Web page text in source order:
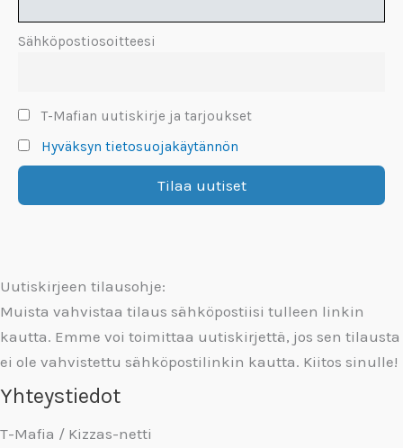
Sähköpostiosoitteesi
T-Mafian uutiskirje ja tarjoukset
Hyväksyn tietosuojakäytännön
Uutiskirjeen tilausohje:
Muista vahvistaa tilaus sähköpostiisi tulleen linkin
kautta. Emme voi toimittaa uutiskirjettä, jos sen tilausta
ei ole vahvistettu sähköpostilinkin kautta. Kiitos sinulle!
Yhteystiedot
T-Mafia / Kizzas-netti